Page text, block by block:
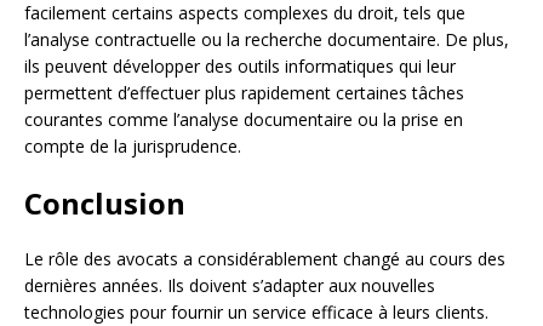
facilement certains aspects complexes du droit, tels que
l’analyse contractuelle ou la recherche documentaire. De plus,
ils peuvent développer des outils informatiques qui leur
permettent d’effectuer plus rapidement certaines tâches
courantes comme l’analyse documentaire ou la prise en
compte de la jurisprudence.
Conclusion
Le rôle des avocats a considérablement changé au cours des
dernières années. Ils doivent s’adapter aux nouvelles
technologies pour fournir un service efficace à leurs clients.